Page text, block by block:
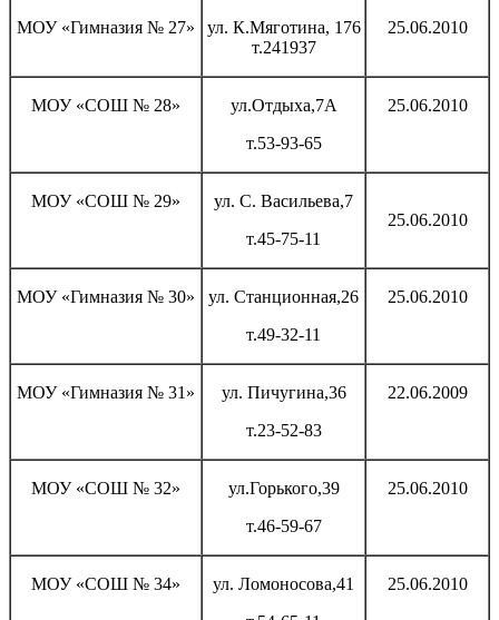
МОУ «Гимназия № 27»
ул. К.Мяготина, 176
т.241937
25.06.2010
МОУ «СОШ № 28»
ул.Отдыха,7А
т.53-93-65
25.06.2010
МОУ «СОШ № 29»
ул. С. Васильева,7
т.45-75-11
25.06.2010
МОУ «Гимназия № 30»
ул. Станционная,26
т.49-32-11
25.06.2010
МОУ «Гимназия № 31»
ул. Пичугина,36
т.23-52-83
22.06.2009
МОУ «СОШ № 32»
ул.Горького,39
т.46-59-67
25.06.2010
МОУ «СОШ № 34»
ул. Ломоносова,41
25.06.2010